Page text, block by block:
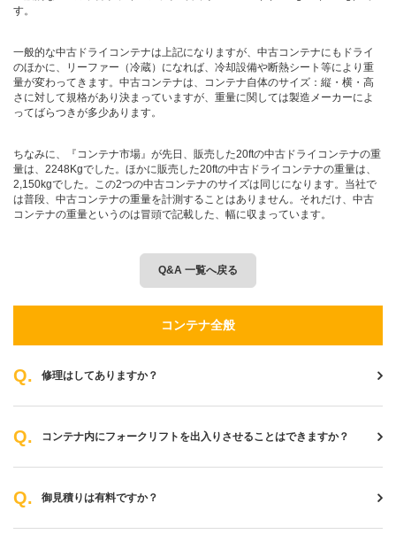
展示会場案内
す。
一般的な中古ドライコンテナは上記になりますが、中古コンテナにもドライ
のほかに、リーファー（冷蔵）になれば、冷却設備や断熱シート等により重
量が変わってきます。中古コンテナは、コンテナ自体のサイズ：縦・横・高
さに対して規格があり決まっていますが、重量に関しては製造メーカーによ
ってばらつきが多少あります。
ちなみに、『コンテナ市場』が先日、販売した20ftの中古ドライコンテナの重
量は、2248Kgでした。ほかに販売した20ftの中古ドライコンテナの重量は、
2,150kgでした。この2つの中古コンテナのサイズは同じになります。当社で
は普段、中古コンテナの重量を計測することはありません。それだけ、中古
コンテナの重量というのは冒頭で記載した、幅に収まっています。
Q&A 一覧へ戻る
コンテナ全般
修理はしてありますか？
コンテナ内にフォークリフトを出入りさせることはできますか？
御見積りは有料ですか？